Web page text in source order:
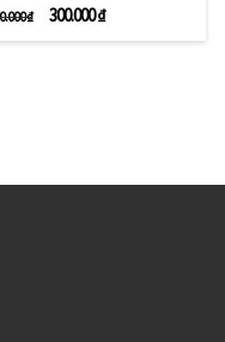
₫. ₫ Giá gốc là: 400.000 ₫.
300.000₫